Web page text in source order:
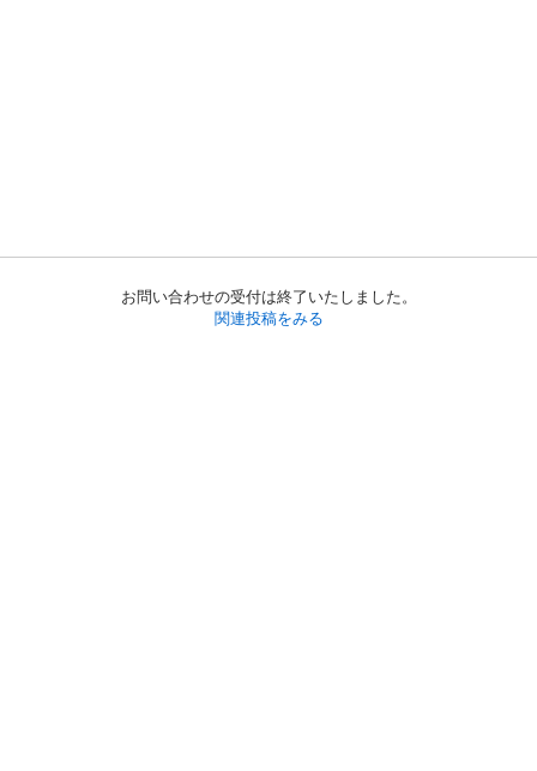
お問い合わせの受付は終了いたしました。
関連投稿をみる